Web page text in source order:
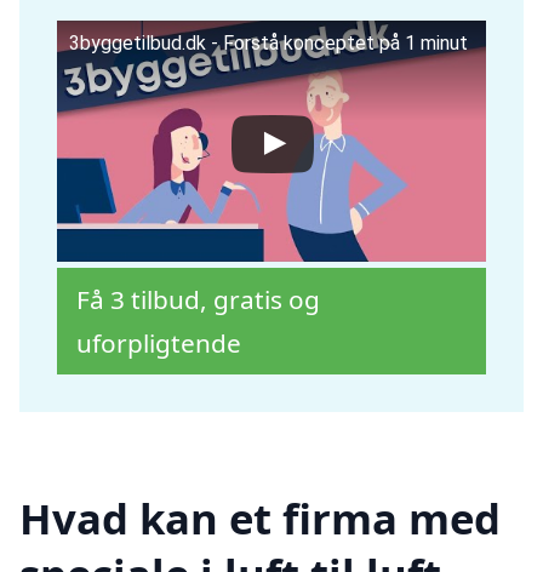
3byggetilbud.dk - Forstå konceptet på 1 minut
Få 3 tilbud, gratis og
uforpligtende
Hvad kan et firma med